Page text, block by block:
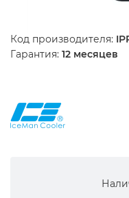
Код производителя:
Гарантия: 12 месяцев